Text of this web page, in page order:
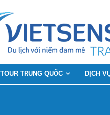
TOUR TRUNG QUỐC DỊCH